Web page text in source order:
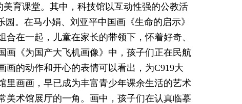
育课堂。其中，科技馆以互动性强的公教活
。在马小娟、刘亚平中国画《生命的启示》
在一起，儿童在家长的带领下，怀着好奇、
画《为国产大飞机画像》中，孩子们正在民航
的动作和开心的表情可以看出，为C919大
里画画，早已成为丰富青少年课余生活的艺术
美术馆展厅的一角。画中，孩子们在认真临摹